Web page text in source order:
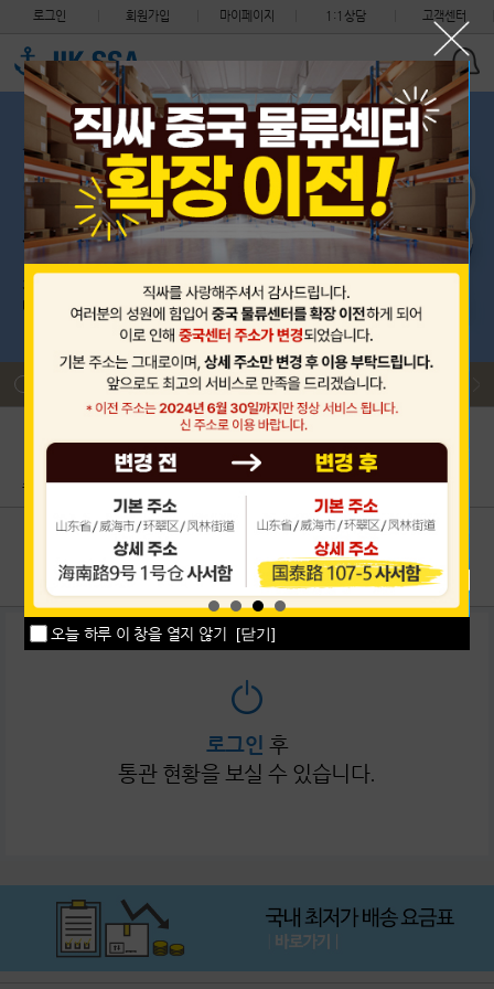
오늘 하루 이 창을 열지 않기 [닫기]
로그인 회원가입 마이페이지 1:1상담 고객센터
세관 지침 안내 (지식재산권 침해 화물의 처리절차 변경)
착불 도착 택배 비용 환율적용 안내
제헌절 (7월 17일) CS 센터 휴무 안내, 중국센터는 정상근무입…
해상 운송요금 및 적립금 정책 변경 안내
2026년 중국 단오절 휴무 안내 (6월 19일 선적없음)
2026년 6월 3일 수요일 제9회 지방선거 (한국 CS센터 휴무)
필독 세관 지침 안내 (지식재산권 침해 화물의 처리절차 변경)
착불 도착 택배 비용 환율적용 안내
초보자 이용안내 배송대행 신청 구매대행 신청 출항 스케줄
이용후기 1:1상담 공지사항 고객센터
로그인 후
통관 현황을 보실 수 있습니다.